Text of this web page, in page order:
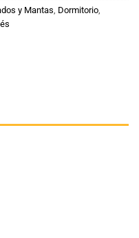
y Mantas, Dormitorio,